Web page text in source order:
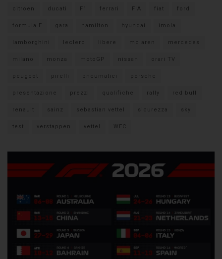
citroen ducati F1 ferrari FIA fiat ford
formula E gara hamilton hyundai imola
lamborghini leclerc libere mclaren mercedes
milano monza motoGP nissan orari TV
peugeot pirelli pneumatici porsche
presentazione prezzi qualifiche rally red bull
renault sainz sebastian vettel sicurezza sky
test verstappen vettel WEC